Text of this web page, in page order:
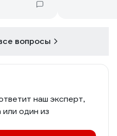
вопросы
наш эксперт,
один из